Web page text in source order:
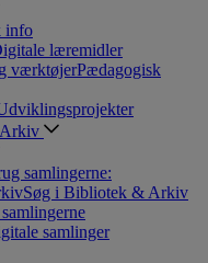
info
læremidler
værktøjerPædagogisk
samlingerne:
Søg i Bibliotek & Arkiv
samlinger